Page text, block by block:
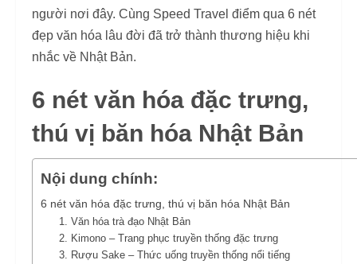
người nơi đây. Cùng Speed Travel điểm qua 6 nét
đẹp văn hóa lâu đời đã trở thành thương hiệu khi
nhắc về Nhật Bản.
6 nét văn hóa đặc trưng,
thú vị băn hóa Nhật Bản
Nội dung chính:
6 nét văn hóa đặc trưng, thú vị băn hóa Nhật Bản
1. Văn hóa trà đạo Nhật Bản
2. Kimono – Trang phục truyền thống đặc trưng
3. Rượu Sake – Thức uống truyền thống nổi tiếng